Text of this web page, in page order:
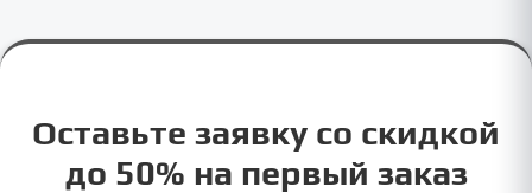
Оставьте заявку со скидкой
до 50% на первый заказ